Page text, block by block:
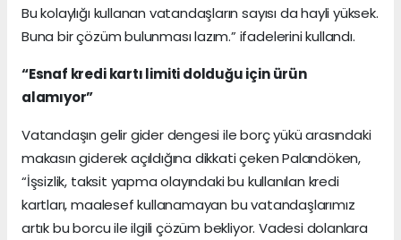
Bu kolaylığı kullanan vatandaşların sayısı da hayli yüksek.
Buna bir çözüm bulunması lazım.” ifadelerini kullandı.
“Esnaf kredi kartı limiti dolduğu için ürün
alamıyor”
Vatandaşın gelir gider dengesi ile borç yükü arasındaki
makasın giderek açıldığına dikkati çeken Palandöken,
“İşsizlik, taksit yapma olayındaki bu kullanılan kredi
kartları, maalesef kullanamayan bu vatandaşlarımız
artık bu borcu ile ilgili çözüm bekliyor. Vadesi dolanlara